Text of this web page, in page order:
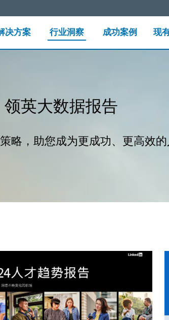
决方案 行业洞察 成功案例 现
领英大数据报告
略，助您成为更成功、更高效的